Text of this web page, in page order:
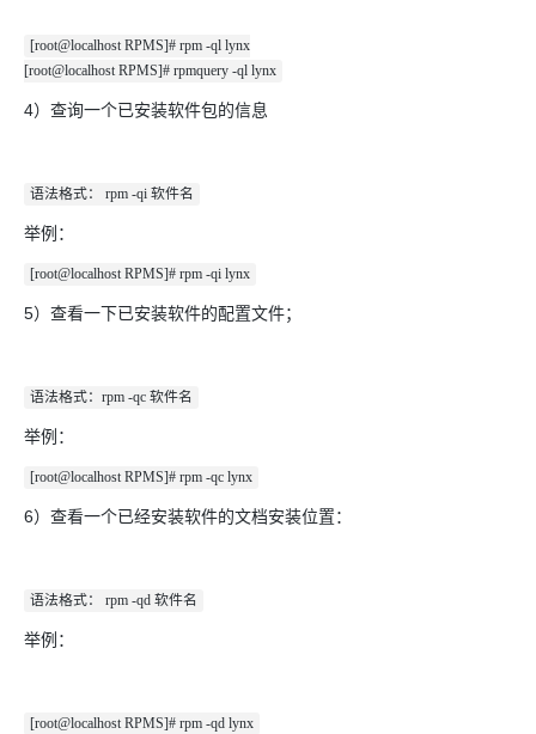
[root@localhost RPMS]# rpm -ql lynx
[root@localhost RPMS]# rpmquery -ql lynx
4）查询一个已安装软件包的信息
语法格式： rpm -qi 软件名
举例：
[root@localhost RPMS]# rpm -qi lynx
5）查看一下已安装软件的配置文件；
语法格式：rpm -qc 软件名
举例：
[root@localhost RPMS]# rpm -qc lynx
6）查看一个已经安装软件的文档安装位置：
语法格式： rpm -qd 软件名
举例：
[root@localhost RPMS]# rpm -qd lynx